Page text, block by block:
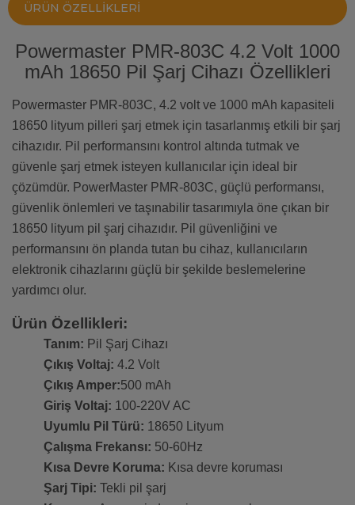
ÜRÜN ÖZELLIKLERI
Powermaster PMR-803C 4.2 Volt 1000
mAh 18650 Pil Şarj Cihazı Özellikleri
Powermaster PMR-803C, 4.2 volt ve 1000 mAh kapasiteli
18650 lityum pilleri şarj etmek için tasarlanmış etkili bir şarj
cihazıdır. Pil performansını kontrol altında tutmak ve
güvenle şarj etmek isteyen kullanıcılar için ideal bir
çözümdür. PowerMaster PMR-803C, güçlü performansı,
güvenlik önlemleri ve taşınabilir tasarımıyla öne çıkan bir
18650 lityum pil şarj cihazıdır. Pil güvenliğini ve
performansını ön planda tutan bu cihaz, kullanıcıların
elektronik cihazlarını güçlü bir şekilde beslemelerine
yardımcı olur.
Ürün Özellikleri:
Tanım: Pil Şarj Cihazı
Çıkış Voltaj: 4.2 Volt
Çıkış Amper:500 mAh
Giriş Voltaj: 100-220V AC
Uyumlu Pil Türü: 18650 Lityum
Çalışma Frekansı: 50-60Hz
Kısa Devre Koruma: Kısa devre koruması
Şarj Tipi: Tekli pil şarj